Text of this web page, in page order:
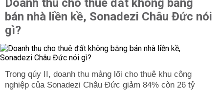
Doanh thu cho thuê đất không bằng
bán nhà liền kề, Sonadezi Châu Đức nói
gì?
Trong qúy II, doanh thu mảng lõi cho thuê khu công
nghiệp của Sonadezi Châu Đức giảm 84% còn 26 tỷ